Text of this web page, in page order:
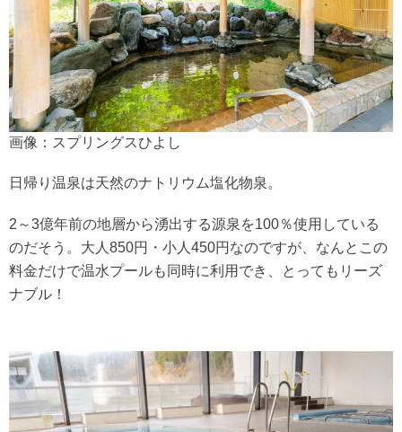
画像：スプリングスひよし
日帰り温泉は天然のナトリウム塩化物泉。
2～3億年前の地層から湧出する源泉を100％使用している
のだそう。大人850円・小人450円なのですが、なんとこの
料金だけで温水プールも同時に利用でき、とってもリーズ
ナブル！